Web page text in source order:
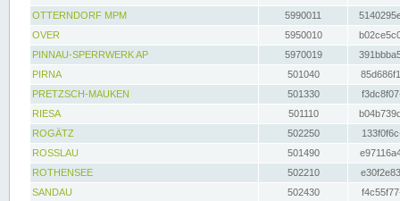
OTTERNDORF MPM
5990011
OVER
5950010
PINNAU-SPERRWERK AP
5970019
PIRNA
501040
PRETZSCH-MAUKEN
501330
RIESA
501110
ROGÄTZ
502250
ROSSLAU
501490
ROTHENSEE
502210
SANDAU
502430